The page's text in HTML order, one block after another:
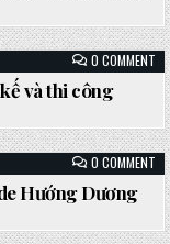
–
HÀ
0 COMMENTON
–
KẾ
VÀ
và thi công
0 COMMENTON
Hướng Dương